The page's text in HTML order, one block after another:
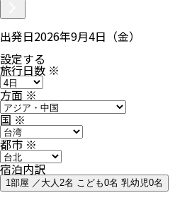
出発日2026年9月4日（金）
設定する
旅行日数 ※
方面※
国※
都市※
宿泊内訳
1部屋 ／大人2名 こども0名 乳幼児0名